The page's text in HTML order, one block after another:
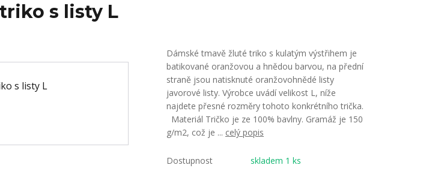
s listy L
Dámské tmavě žluté triko s kulatým výstřihem je
batikované oranžovou a hnědou barvou, na přední
straně jsou natisknuté oranžovohnědé listy
javorové listy. Výrobce uvádí velikost L, níže
najdete přesné rozměry tohoto konkrétního trička.
Materiál Tričko je ze 100% bavlny. Gramáž je 150
g/m2, což je ... celý popis
Dostupnost skladem 1 ks